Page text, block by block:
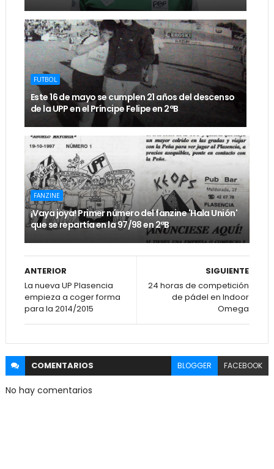
FUTBOL
Este 16 de mayo se cumplen 21 años del descenso
de la UPP en el Príncipe Felipe en 2ªB
FANZINE
¡Vaya joya! Primer número del fanzine 'Hala Unión'
que se repartía en la 97/98 en 2ªB
SIGUIENTE
24 horas de competición
de pádel en Indoor
Omega
ANTERIOR
La nueva UP Plasencia
empieza a coger forma
para la 2014/2015
COMENTARIOS BLOGGER FACEBOOK
No hay comentarios